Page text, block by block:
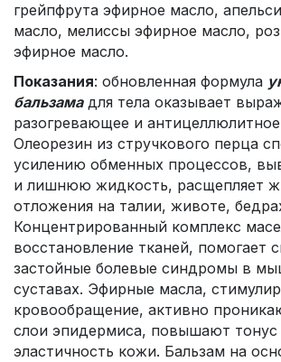
грейпфрута эфирное масло,
масло, мелиссы эфирное масло,
эфирное масло.
Показания: обновленная формула
бальзамадля тела оказывает
разогревающее и
Олеорезин из стручкового перца
усилению обменных процессов,
и лишнюю жидкость, расщепляет
отложения на талии, животе,
Концентрированный комплекс
восстановление тканей, помогает
застойные болевые синдромы в
суставах. Эфирные масла,
кровообращение, активно
слои эпидермиса, повышают тонус
эластичность кожи. Бальзам на